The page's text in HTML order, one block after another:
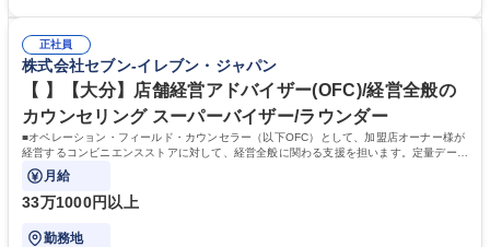
ングへと繋げていきます。 募集職種 【★】営業経験者向け【中国・四国
エリア】店舗経営アドバイザー(OFC)
ます。 。 【キャリアパス】総合職となりますので、OFCのご経験を経た
後は、商品 企画や管理部門、海外事業等、様々なキャリアパスがありま
す。 学歴・資格 学歴：大学院 大学 高専 短大 専修学校 高校 語学力： 資
格：第一種運転免許普通自動車
正社員
株式会社セブン-イレブン・ジャパン
【 】【大分】店舗経営アドバイザー(OFC)/経営全般の
カウンセリング スーパーバイザー/ラウンダー
■オペレーション・フィールド・カウンセラー（以下OFC）として、加盟店オーナー様が
経営するコンビニエンスストアに対して、経営全般に関わる支援を担います。定量データ
に基づく運営支援業務をお任せします。
月給
33万1000円以上
勤務地